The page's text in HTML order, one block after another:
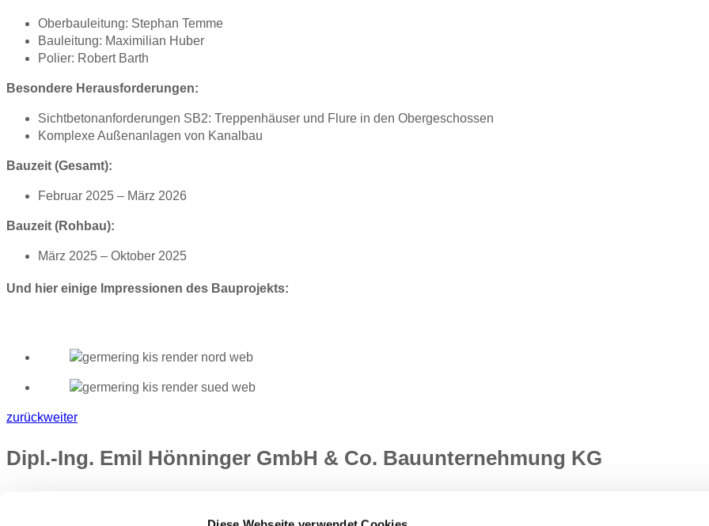
Oberbauleitung: Stephan Temme
Bauleitung: Maximilian Huber
Polier: Robert Barth
Besondere Herausforderungen:
Sichtbetonanforderungen SB2: Treppenhäuser und Flure in den Obergeschossen
Komplexe Außenanlagen von Kanalbau
Bauzeit (Gesamt):
Februar 2025 – März 2026
Bauzeit (Rohbau):
März 2025 – Oktober 2025
Und hier einige Impressionen des Bauprojekts:
zurückweiter
Dipl.-Ing. Emil Hönninger GmbH & Co. Bauunternehmung KG